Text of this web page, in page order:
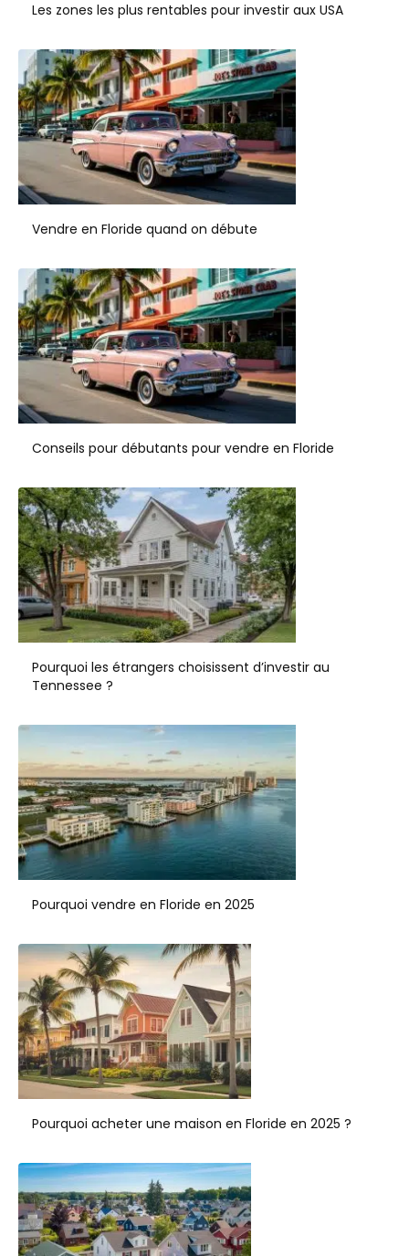
Les zones les plus rentables pour investir aux USA
Vendre en Floride quand on débute
Conseils pour débutants pour vendre en Floride
Pourquoi les étrangers choisissent d’investir au
Tennessee ?
Pourquoi vendre en Floride en 2025
Pourquoi acheter une maison en Floride en 2025 ?